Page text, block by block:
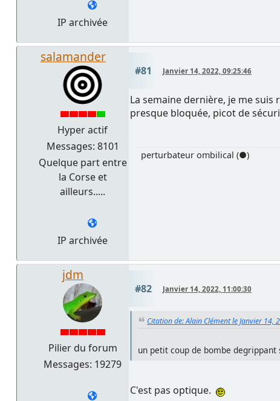
IP archivée
salamander
Hyper actif
Messages: 8101
Quelque part entre
la Corse et
ailleurs.....
IP archivée
#81 Janvier 14, 2022, 09:25:46
La semaine dernière, je me
presque bloquée, picot de
perturbateur ombilical (●)
jdm
Pilier du forum
Messages: 19279
#82 Janvier 14, 2022, 11:00:30
Citation de: Alain Clément le Janvier 14,
un petit coup de bombe
C'est pas optique.